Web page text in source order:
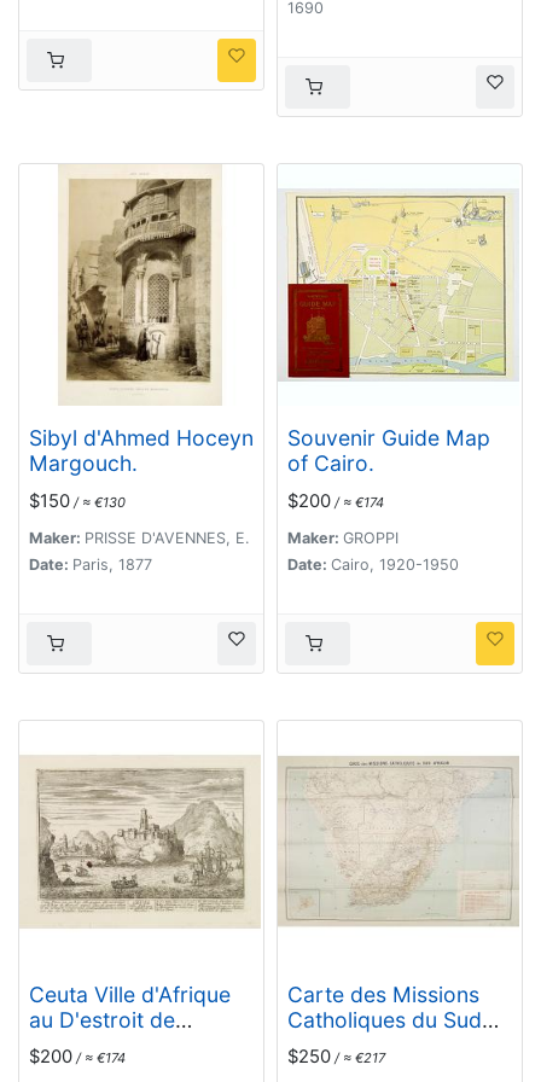
1690
Sibyl d'Ahmed Hoceyn
Margouch.
$150 / ≈ €130
Maker: PRISSE D'AVENNES, E.
Date: Paris, 1877
Souvenir Guide Map
of Cairo.
$200 / ≈ €174
Maker: GROPPI
Date: Cairo, 1920-1950
Ceuta Ville d'Afrique
au D'estroit de
Gibraltar.
$200 / ≈ €174
Carte des Missions
Catholiques du Sud
Africain.
$250 / ≈ €217